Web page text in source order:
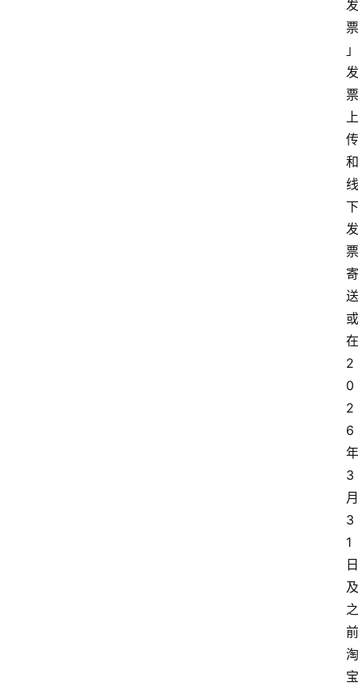
发
票
」
发
票
上
传
和
线
下
发
票
寄
送
或
在
2
0
2
6
年
3
月
3
1
日
及
之
前
淘
宝